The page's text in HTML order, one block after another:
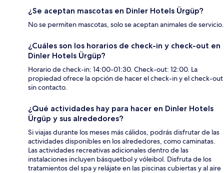
¿Se aceptan mascotas en Dinler Hotels Ürgüp?
No se permiten mascotas, solo se aceptan animales de servicio.
¿Cuáles son los horarios de check-in y check-out en
Dinler Hotels Ürgüp?
Horario de check-in: 14:00-01:30. Check-out: 12:00. La
propiedad ofrece la opción de hacer el check-in y el check-out
sin contacto.
¿Qué actividades hay para hacer en Dinler Hotels
Ürgüp y sus alrededores?
Si viajas durante los meses más cálidos, podrás disfrutar de las
actividades disponibles en los alrededores, como caminatas.
Las actividades recreativas adicionales dentro de las
instalaciones incluyen básquetbol y vóleibol. Disfruta de los
tratamientos del spa y relájate en las piscinas cubiertas y al aire